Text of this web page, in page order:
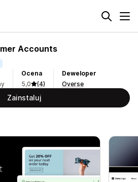
Accounts
Ocena
5,0
(4)
Deweloper
Overse
Zainstaluj